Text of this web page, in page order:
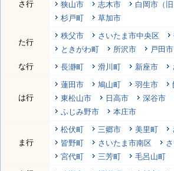
さ行
狭山市
志木市
白岡市（旧
杉戸町
草加市
た行
秩父市 さいたま市中央区
ときがわ町
所沢市
戸田市
な行
長瀞町 滑川町 新座市
は行
蓮田市 鳩山町 羽生市
東松山市
日高市 深谷市
ふじみ野市
本庄市
ま行
松伏町 三郷市 美里町
皆野町
さいたま市南区
宮代町
三芳町
毛呂山町